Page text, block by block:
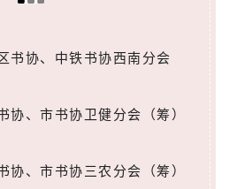
书协、中铁书协西南分会
协、市书协卫健分会（筹）
协、市书协三农分会（筹）